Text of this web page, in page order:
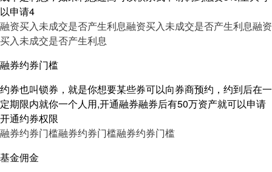
以申请4
融资买入未成交是否产生利息融资买入未成交是否产生利息融资
买入未成交是否产生利息
融券约券门槛
约券也叫锁券，就是你想要某些券可以向券商预约，约到后在一
定期限内就你一个人用,开通融券融券后有50万资产就可以申请
开通约券权限
融券约券门槛融券约券门槛融券约券门槛
基金佣金